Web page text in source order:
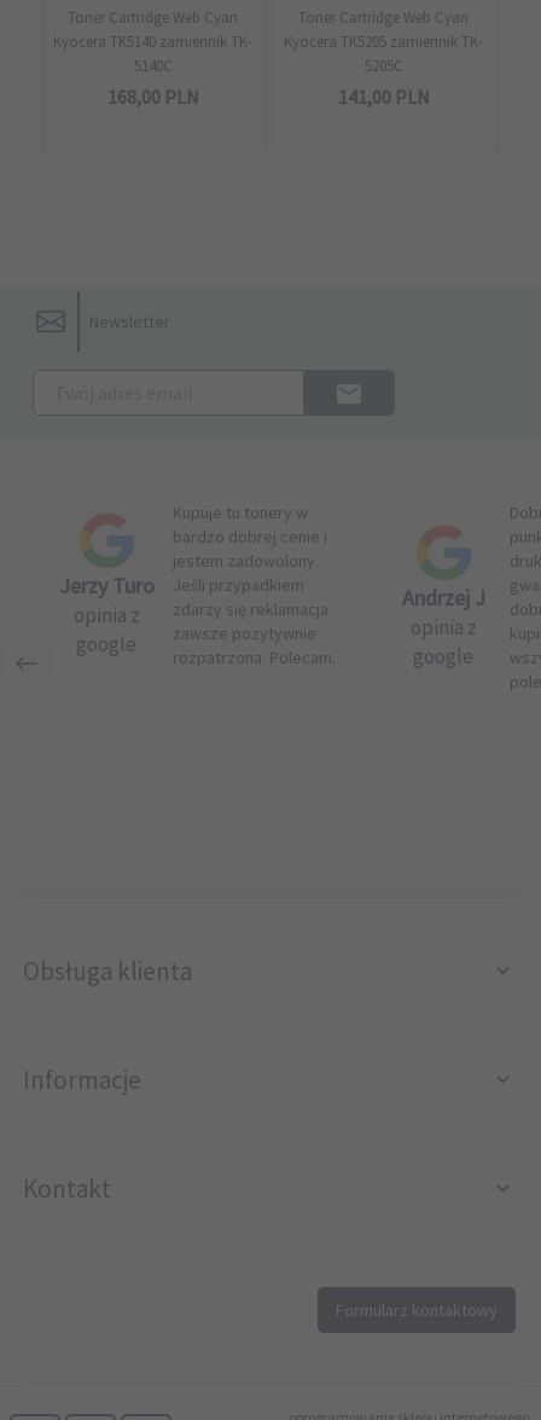
Toner Cartridge Web Cyan
Kyocera TK5140 zamiennik TK-
5140C
168,00 PLN
Toner Cartridge Web Cyan
Kyocera TK5205 zamiennik TK-
5205C
141,00 PLN
Newsletter
Jerzy Turo
opinia z
google
Kupuje tu tonery w
bardzo dobrej cenie i
jestem zadowolony.
Jeśli przypadkiem
zdarzy się reklamacja
zawsze pozytywnie
rozpatrzona. Polecam.
Andrzej J
opinia z
google
Obsługa klienta
Informacje
Kontakt
Formularz kontaktowy